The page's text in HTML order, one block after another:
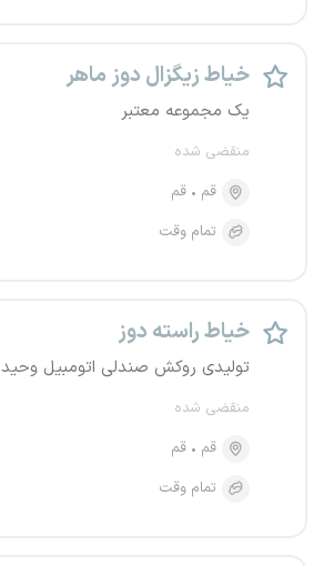
خیاط زیگزال دوز ماهر
یک مجموعه معتبر
منقضی شده
قم
قم
تمام وقت
خیاط راسته دوز
تولیدی روکش صندلی اتومبیل وحید
منقضی شده
قم
قم
تمام وقت